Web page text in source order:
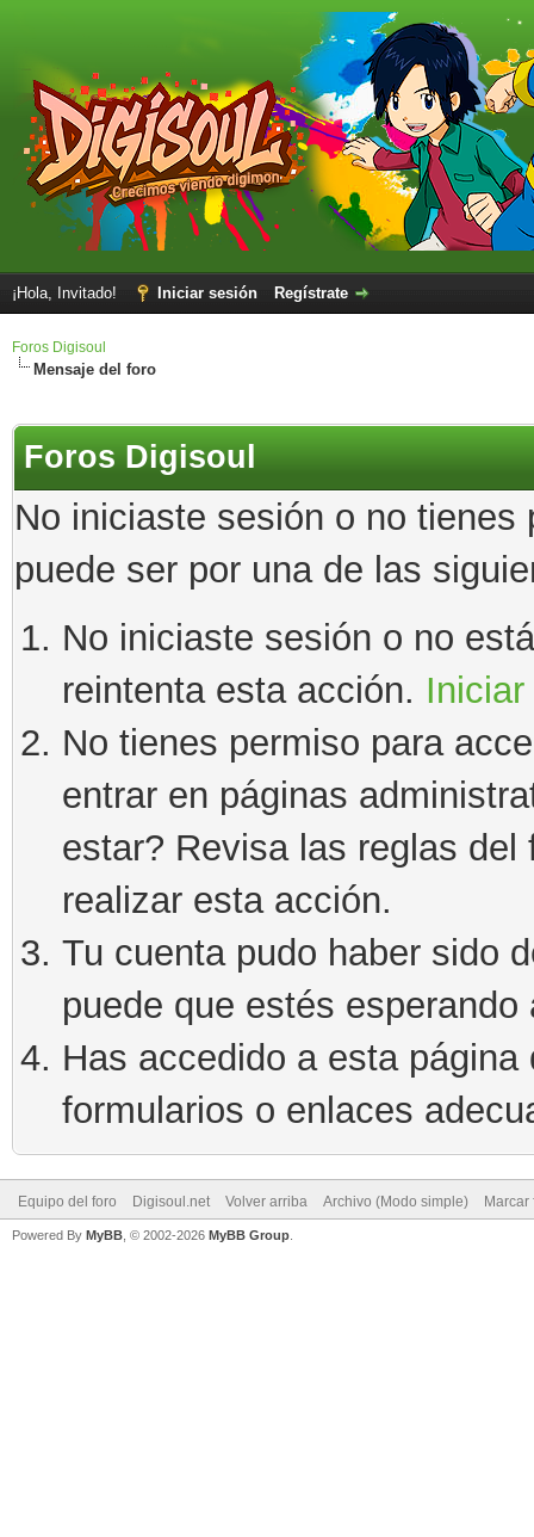
¡Hola, Invitado! Iniciar sesión Regístrate
Foros Digisoul
Mensaje del foro
Foros Digisoul
No iniciaste sesión o no
puede ser por una de las
No iniciaste sesión o no
reintenta esta acción.
No tienes permiso para
entrar en páginas
estar? Revisa las reglas
realizar esta acción.
Tu cuenta pudo haber sido
puede que estés esperando
Has accedido a esta
formularios o enlaces
Equipo del foro Digisoul.net Volver arriba Archivo (Modo simple)
Powered By MyBB , © 2002-2026 MyBB Group